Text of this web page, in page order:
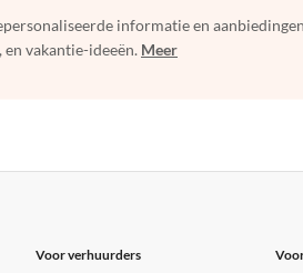
informatie en
vakantie-ideeën. Meer
Voor verhuurders